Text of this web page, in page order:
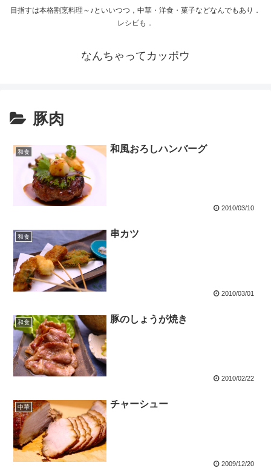
目指すは本格割烹料理～♪といいつつ，中華・洋食・菓子などなんでもあり．
レシピも．
なんちゃってカッポウ
豚肉
和食 和風おろしハンバーグ
2010/03/10
和食 串カツ
2010/03/01
和食 豚のしょうが焼き
2010/02/22
中華 チャーシュー
2009/12/20